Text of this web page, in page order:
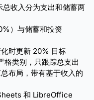
收入分为支出和储蓄两
）与储蓄和投资
时更新 20% 目标
类别，只跟踪总支出
布局，带有基于收入的
和 LibreOffice